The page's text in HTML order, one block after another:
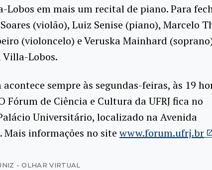
Lobos em mais um recital de piano. Para
(violão), Luiz Senise (piano), Marcelo
(violoncelo) e Veruska Mainhard
Lobos.
sempre às segundas-feiras, às 19
Fórum de Ciência e Cultura da UFRJ fica no
Universitário, localizado na Avenida
Mais informações no sitewww.forum.ufrj.br
- OLHAR VIRTUAL